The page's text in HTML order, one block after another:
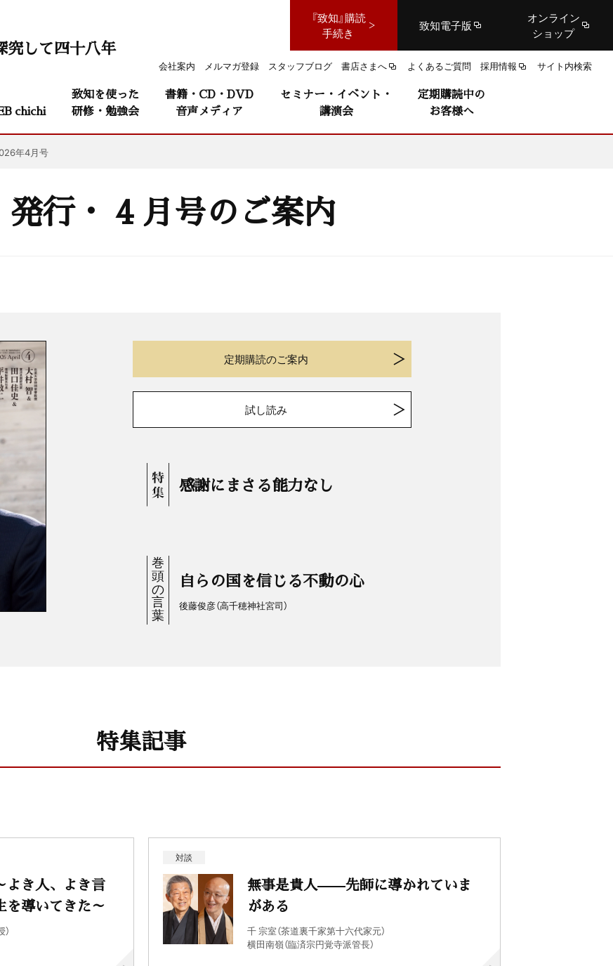
『致知』購読
手続き
致知電子版
オンライン
ショップ
会社案内 メルマガ登録 スタッフブログ 書店さまへ よくあるご質問 採用情報 サイト内検索
究して四十八年
chichi
致知を使った
研修・勉強会
書籍・CD・DVD
音声メディア
セミナー・イベント・
講演会
定期購読中の
お客様へ
年4月号
行・ 4 月号のご案内
定期購読のご案内
試し読み
感謝にまさる能力なし
自らの国を信じる不動の心
後藤俊彦（高千穂神社宮司）
特集記事
よき人、よき言
を導いてきた～
対談
無事是貴人——先師に導かれていま
がある
千 宗室（茶道裏千家第十六代家元）
横田南嶺（臨済宗円覚寺派管長）